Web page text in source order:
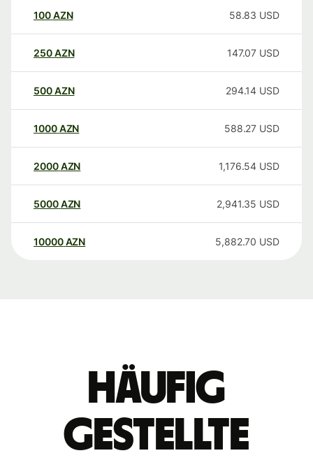
100AZN 58.83 USD
250AZN 147.07 USD
500AZN 294.14 USD
1000AZN 588.27 USD
2000AZN 1,176.54 USD
5000AZN 2,941.35 USD
10000 AZN 5,882.70 USD
Häufig
gestellte